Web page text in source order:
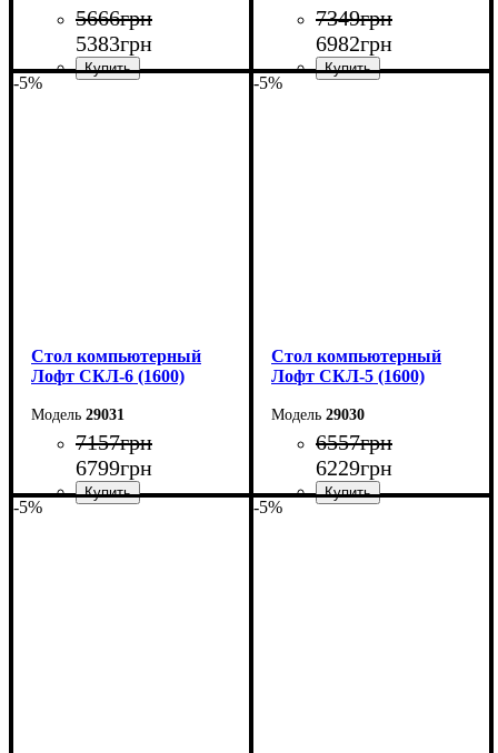
5666грн
5383грн
7349грн
6982грн
-5%
Стол компьютерный
Лофт СКЛ-6 (1600)
29031
7157грн
6799грн
-5%
Стол компьютерный
Лофт СКЛ-5 (1600)
29030
6557грн
6229грн
-5% -5%